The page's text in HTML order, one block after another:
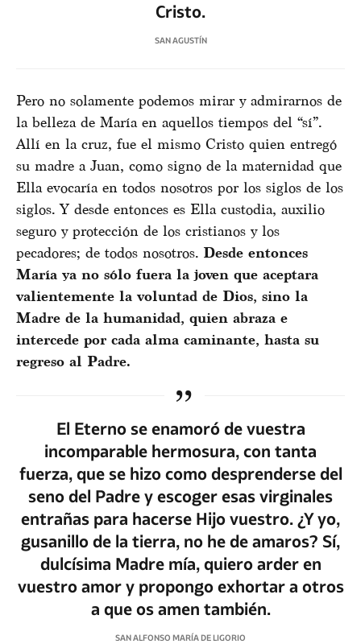
Cristo.
SAN AGUSTÍN
Pero no solamente podemos mirar y admirarnos de
la belleza de María en aquellos tiempos del “sí”.
Allí en la cruz, fue el mismo Cristo quien entregó
su madre a Juan, como signo de la maternidad que
Ella evocaría en todos nosotros por los siglos de los
siglos. Y desde entonces es Ella custodia, auxilio
seguro y protección de los cristianos y los
pecadores; de todos nosotros. Desde entonces
María ya no sólo fuera la joven que aceptara
valientemente la voluntad de Dios, sino la
Madre de la humanidad, quien abraza e
intercede por cada alma caminante, hasta su
regreso al Padre.
El Eterno se enamoró de vuestra
incomparable hermosura, con tanta
fuerza, que se hizo como desprenderse del
seno del Padre y escoger esas virginales
entrañas para hacerse Hijo vuestro. ¿Y yo,
gusanillo de la tierra, no he de amaros? Sí,
dulcísima Madre mía, quiero arder en
vuestro amor y propongo exhortar a otros
a que os amen también.
SAN ALFONSO MARÍA DE LIGORIO